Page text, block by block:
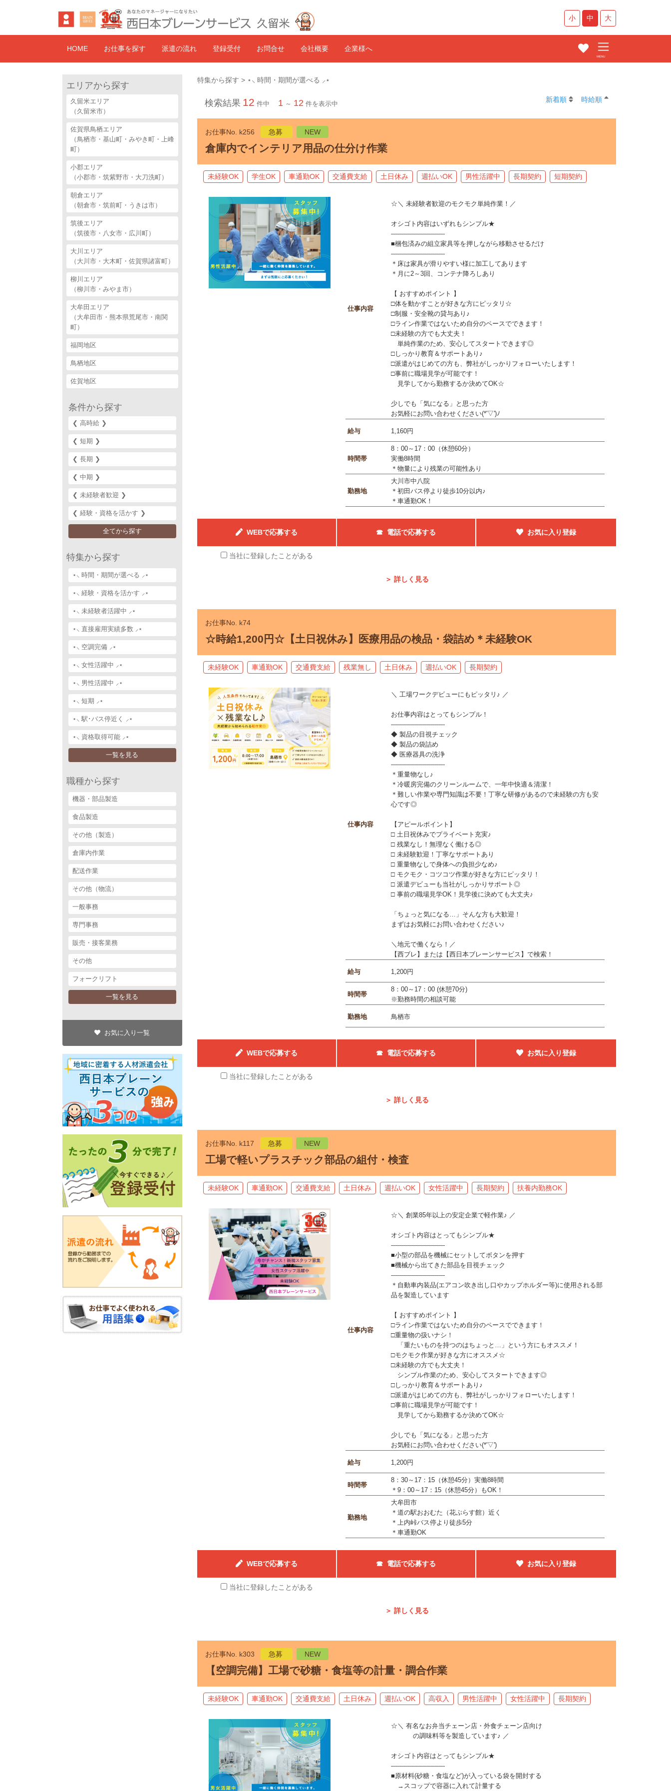
小 中 大
HOME お仕事を探す 派遣の流れ 登録受付 お問合せ 会社概要 企業様へ
エリアから探す
久留米エリア
（久留米市）
佐賀県鳥栖エリア
（鳥栖市・基山町・みやき町・上峰
町）
小郡エリア
（小郡市・筑紫野市・大刀洗町）
朝倉エリア
（朝倉市・筑前町・うきは市）
筑後エリア
（筑後市・八女市・広川町）
大川エリア
（大川市・大木町・佐賀県諸富町）
柳川エリア
（柳川市・みやま市）
大牟田エリア
（大牟田市・熊本県荒尾市・南関
町）
福岡地区
鳥栖地区
佐賀地区
条件から探す
❮ 高時給 ❯‎
❮ 短期 ❯‎
❮ 長期 ❯‎
❮ 中期 ❯‎
❮ 未経験者歓迎 ❯‎
❮ 経験・資格を活かす ❯‎
全てから探す
特集から探す
⋆⸜ 時間・期間が選べる ⸝⋆
⋆⸜ 経験・資格を活かす ⸝⋆
⋆⸜ 未経験者活躍中 ⸝⋆
⋆⸜ 直接雇用実績多数 ⸝⋆
⋆⸜ 空調完備 ⸝⋆
⋆⸜ 女性活躍中 ⸝⋆
⋆⸜ 男性活躍中 ⸝⋆
⋆⸜ 短期 ⸝⋆
⋆⸜ 駅･バス停近く ⸝⋆
⋆⸜ 資格取得可能 ⸝⋆
一覧を見る
職種から探す
機器・部品製造
食品製造
その他（製造）
倉庫内作業
配送作業
その他（物流）
一般事務
専門事務
販売・接客業務
その他
フォークリフト
一覧を見る
お気に入り一覧
特集から探す > ⋆⸜ 時間・期間が選べる ⸝⋆
検索結果 12 件中 1 ～ 12 件を表示中
新着順 時給順
お仕事No. k256 急募 NEW
倉庫内でインテリア用品の仕分け作業
未経験OK 学生OK 車通勤OK 交通費支給 土日休み 週払いOK 男性活躍中 長期契約 短期契約
仕事内容
☆＼ 未経験者歓迎のモクモク単純作業！／
オシゴト内容はいずれもシンプル★
---------------------------
■梱包済みの組立家具等を押しながら移動させるだけ
---------------------------
＊床は家具が滑りやすい様に加工してあります
＊月に2～3回、コンテナ降ろしあり
【 おすすめポイント 】
□体を動かすことが好きな方にピッタリ☆
□制服・安全靴の貸与あり♪
□ライン作業ではないため自分のペースでできます！
□未経験の方でも大丈夫！
単純作業のため、安心してスタートできます◎
□しっかり教育＆サポートあり♪
□派遣がはじめての方も、弊社がしっかりフォローいたします！
□事前に職場見学が可能です！
見学してから勤務するか決めてOK☆
少しでも「気になる」と思った方
お気軽にお問い合わせください(*'▽')ﾉ
給与 1,160円
時間帯
8：00～17：00（休憩60分）
実働8時間
＊物量により残業の可能性あり
勤務地
大川市中八院
＊初田バス停より徒歩10分以内♪
＊車通勤OK！
WEBで応募する ☎ 電話で応募する お気に入り登録
当社に登録したことがある
＞ 詳しく見る
お仕事No. k74
☆時給1,200円☆【土日祝休み】医療用品の検品・袋詰め＊未経験OK
未経験OK 車通勤OK 交通費支給 残業無し 土日休み 週払いOK 長期契約
仕事内容
＼ 工場ワークデビューにもピッタリ♪ ／
お仕事内容はとってもシンプル！
---------------------------
◆ 製品の目視チェック
◆ 製品の袋詰め
◆ 医療器具の洗浄
---------------------------
＊重量物なし♪
＊冷暖房完備のクリーンルームで、一年中快適＆清潔！
＊難しい作業や専門知識は不要！丁寧な研修があるので未経験の方も安
心です◎
【アピールポイント】
□ 土日祝休みでプライベート充実♪
□ 残業なし！無理なく働ける◎
□ 未経験歓迎！丁寧なサポートあり
□ 重量物なしで身体への負担少なめ♪
□ モクモク・コツコツ作業が好きな方にピッタリ！
□ 派遣デビューも当社がしっかりサポート◎
□ 事前の職場見学OK！見学後に決めても大丈夫♪
「ちょっと気になる…」そんな方も大歓迎！
まずはお気軽にお問い合わせください♪
＼地元で働くなら！／
【西ブレ】または【西日本ブレーンサービス】で検索！
給与 1,200円
時間帯
8：00～17：00 (休憩70分)
※勤務時間の相談可能
勤務地 鳥栖市
WEBで応募する ☎ 電話で応募する お気に入り登録
当社に登録したことがある
＞ 詳しく見る
お仕事No. k117 急募 NEW
工場で軽いプラスチック部品の組付・検査
未経験OK 車通勤OK 交通費支給 土日休み 週払いOK 女性活躍中 長期契約 扶養内勤務OK
仕事内容
☆＼ 創業85年以上の安定企業で軽作業♪ ／
オシゴト内容はとってもシンプル★
---------------------------
■小型の部品を機械にセットしてボタンを押す
■機械から出てきた部品を目視チェック
---------------------------
＊自動車内装品(エアコン吹き出し口やカップホルダー等)に使用される部
品を製造しています
【 おすすめポイント 】
□ライン作業ではないため自分のペースでできます！
□重量物の扱いナシ！
「重たいものを持つのはちょっと…」という方にもオススメ！
□モクモク作業が好きな方にオススメ☆
□未経験の方でも大丈夫！
シンプル作業のため、安心してスタートできます◎
□しっかり教育＆サポートあり♪
□派遣がはじめての方も、弊社がしっかりフォローいたします！
□事前に職場見学が可能です！
見学してから勤務するか決めてOK☆
少しでも「気になる」と思った方
お気軽にお問い合わせください(*'▽')
給与 1,200円
時間帯
8：30～17：15（休憩45分）実働8時間
＊9：00～17：15（休憩45分）もOK！
勤務地
大牟田市
＊道の駅おおむた（花ぷらす館）近く
＊上内峠バス停より徒歩5分
＊車通勤OK
WEBで応募する ☎ 電話で応募する お気に入り登録
当社に登録したことがある
＞ 詳しく見る
お仕事No. k303 急募 NEW
【空調完備】工場で砂糖・食塩等の計量・調合作業
未経験OK 車通勤OK 交通費支給 土日休み 週払いOK 高収入 男性活躍中 女性活躍中 長期契約
☆＼ 有名なお弁当チェーン店・外食チェーン店向け
の調味料等を製造しています♪ ／
オシゴト内容はとってもシンプル★
---------------------------
■原材料(砂糖・食塩など)が入っている袋を開封する
→スコップで容器に入れて計量する